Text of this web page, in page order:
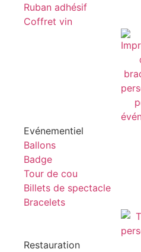
Ruban adhésif
Coffret vin
Evénementiel
Ballons
Badge
Tour de cou
Billets de spectacle
Bracelets
Restauration